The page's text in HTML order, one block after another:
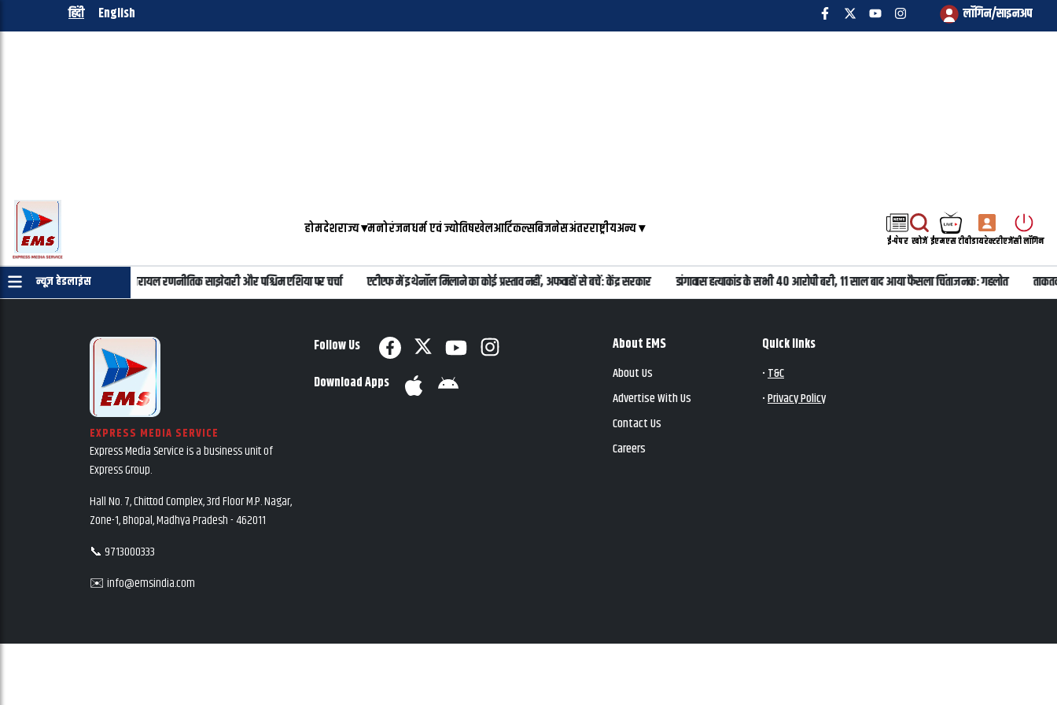
हिंदी English लॉगिन/साइनअप
होमदेशराज्य▾मनोरंजनधर्म एवं ज्योतिषखेलआर्टिकल्सबिजनेसअंतरराष्ट्रीयअन्य▾
ई-पेपर खोजें ईएमएस टीवीडायरेक्टरीएजेंसी लॉगिन
न्यूज़ हेडलाइंस
की फोन पर बातचीत, भारत-इजरायल रणनीतिक साझेदारी और पश्चिम एशिया पर चर्चा एटीएफ में इथेनॉल मिलाने का कोई प्रस्ताव नहीं, अफवाहों से बचें: केंद्र सरकार डांगावास हत्याकांड के सभी 40 आरोपी बरी, 11 साल बाद आया फैसला चिंताजनक: गहलोत
EXPRESS MEDIA SERVICE
Express Media Service is a business unit of
Express Group.
Hall No. 7, Chittod Complex, 3rd Floor M.P. Nagar,
Zone-1, Bhopal, Madhya Pradesh - 462011
📞 9713000333
✉️ info@emsindia.com
Follow Us
Download Apps
About EMS
About Us
Advertise With Us
Contact Us
Careers
Quick links
•T&C
•Privacy Policy